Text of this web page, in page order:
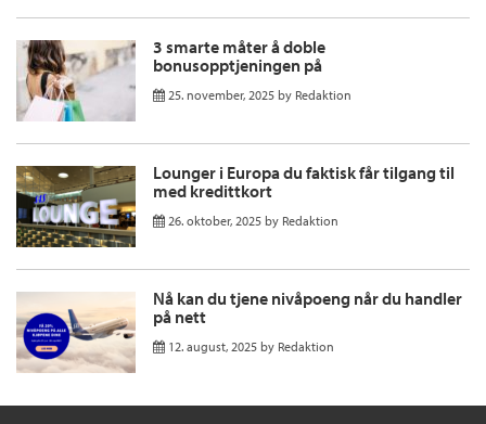
3 smarte måter å doble
bonusopptjeningen på
25. november, 2025 by Redaktion
Lounger i Europa du faktisk får tilgang til
med kredittkort
26. oktober, 2025 by Redaktion
Nå kan du tjene nivåpoeng når du handler
på nett
12. august, 2025 by Redaktion